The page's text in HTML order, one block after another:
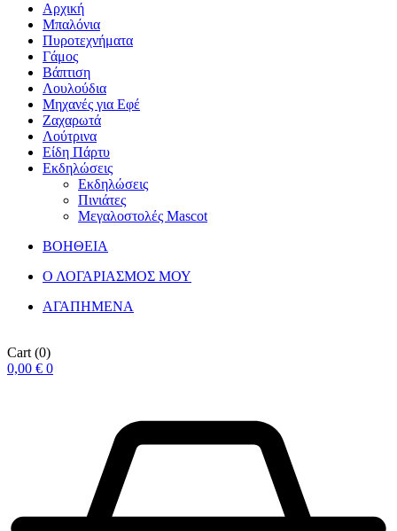
Αρχική
Μπαλόνια
Πυροτεχνήματα
Γάμος
Βάπτιση
Λουλούδια
Μηχανές για Εφέ
Ζαχαρωτά
Λούτρινα
Είδη Πάρτυ
Εκδηλώσεις
Εκδηλώσεις
Πινιάτες
Μεγαλοστολές Mascot
ΒΟΗΘΕΙΑ
Ο ΛΟΓΑΡΙΑΣΜΟΣ ΜΟΥ
ΑΓΑΠΗΜΕΝΑ
Cart (0)
0,00 € 0